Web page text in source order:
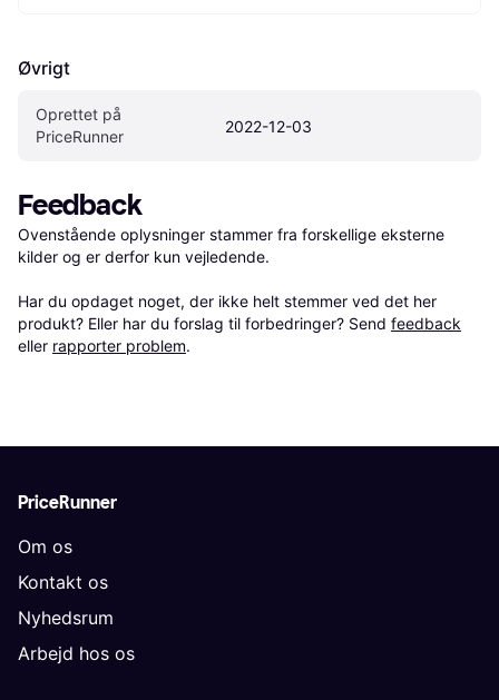
Øvrigt
Oprettet på
PriceRunner
2022-12-03
Feedback
Ovenstående oplysninger stammer fra forskellige eksterne
kilder og er derfor kun vejledende.
Har du opdaget noget, der ikke helt stemmer ved det her
produkt? Eller har du forslag til forbedringer? Send feedback
eller rapporter problem.
PriceRunner
Om os
Kontakt os
Nyhedsrum
Arbejd hos os